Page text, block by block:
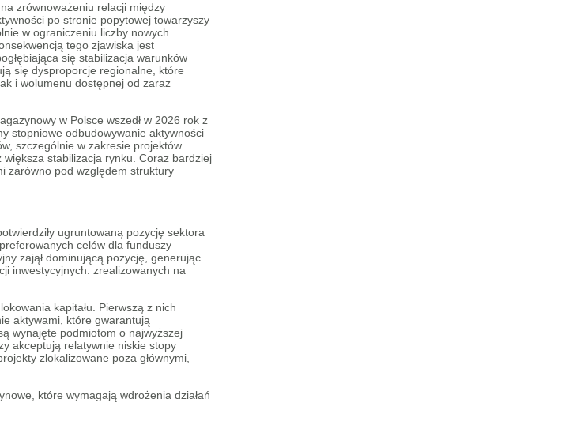
zrównoważeniu relacji między
po stronie popytowej towarzyszy
w ograniczeniu liczby nowych
tego zjawiska jest
się stabilizacja warunków
się dysproporcje regionalne, które
i wolumenu dostępnej od zaraz
w Polsce wszedł w 2026 rok z
stopniowe odbudowywanie aktywności
szczególnie w zakresie projektów
stabilizacja rynku. Coraz bardziej
zarówno pod względem struktury
ugruntowaną pozycję sektora
celów dla funduszy
zajął dominującą pozycję, generując
inwestycyjnych. zrealizowanych na
kapitału. Pierwszą z nich
aktywami, które gwarantują
wynajęte podmiotom o najwyższej
akceptują relatywnie niskie stopy
zlokalizowane poza głównymi,
które wymagają wdrożenia działań